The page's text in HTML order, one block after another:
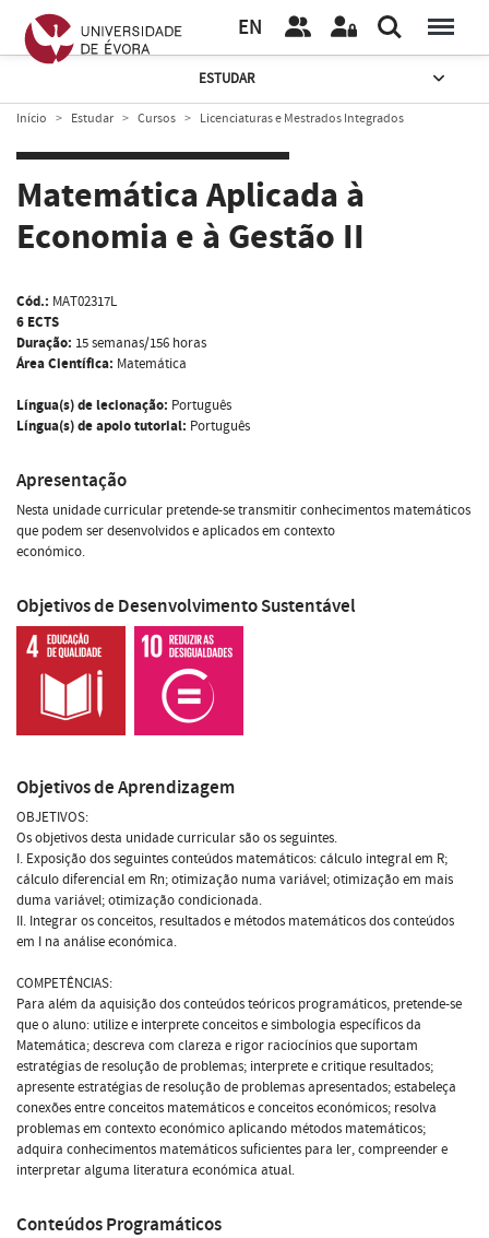
EN
ESTUDAR
Início Estudar Cursos Licenciaturas e Mestrados Integrados
Matemática Aplicada à
Economia e à Gestão II
Cód.: MAT02317L
6 ECTS
Duração: 15 semanas/156 horas
Área Científica: Matemática
Língua(s) de lecionação: Português
Língua(s) de apoio tutorial: Português
Apresentação
Nesta unidade curricular pretende-se transmitir conhecimentos matemáticos
que podem ser desenvolvidos e aplicados em contexto
económico.
Objetivos de Desenvolvimento Sustentável
Objetivos de Aprendizagem
OBJETIVOS:
Os objetivos desta unidade curricular são os seguintes.
I. Exposição dos seguintes conteúdos matemáticos: cálculo integral em R;
cálculo diferencial em Rn; otimização numa variável; otimização em mais
duma variável; otimização condicionada.
II. Integrar os conceitos, resultados e métodos matemáticos dos conteúdos
em I na análise económica.
COMPETÊNCIAS:
Para além da aquisição dos conteúdos teóricos programáticos, pretende-se
que o aluno: utilize e interprete conceitos e simbologia específicos da
Matemática; descreva com clareza e rigor raciocínios que suportam
estratégias de resolução de problemas; interprete e critique resultados;
apresente estratégias de resolução de problemas apresentados; estabeleça
conexões entre conceitos matemáticos e conceitos económicos; resolva
problemas em contexto económico aplicando métodos matemáticos;
adquira conhecimentos matemáticos suficientes para ler, compreender e
interpretar alguma literatura económica atual.
Conteúdos Programáticos